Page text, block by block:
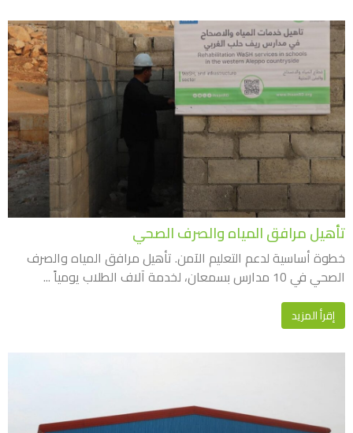
تأهيل مرافق المياه والصرف الصحي
خطوة أساسية لدعم التعليم الآمن. تأهيل مرافق المياه والصرف
الصحي في 10 مدارس بسمعان، لخدمة آلاف الطلاب يومياً ...
إقرأ المزيد